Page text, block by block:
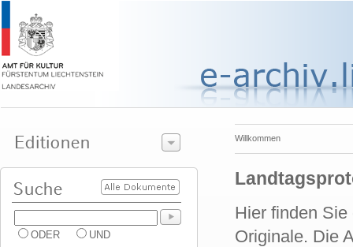
ODER UND
Willkommen
Hier finden
Originale. Die